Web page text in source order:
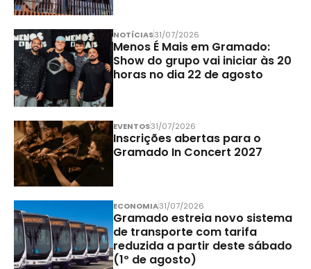
NOTÍCIAS31/07/2026
Menos É Mais em Gramado:
Show do grupo vai iniciar às 20
horas no dia 22 de agosto
EVENTOS31/07/2026
Inscrições abertas para o
Gramado In Concert 2027
ECONOMIA31/07/2026
Gramado estreia novo sistema
de transporte com tarifa
reduzida a partir deste sábado
(1º de agosto)